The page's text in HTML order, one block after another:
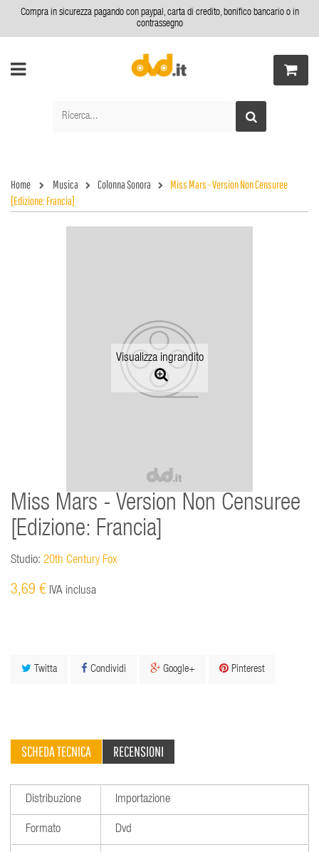
Compra in sicurezza pagando con paypal, carta di credito, bonifico bancario o in
contrassegno
Home Musica Colonna Sonora
Miss Mars - Version Non Censuree
[Edizione: Francia]
Visualizza ingrandito
Miss Mars - Version Non Censuree
[Edizione: Francia]
Studio: 20th Century Fox
3,69 € IVA inclusa
Twitta Condividi Google+ Pinterest
SCHEDA TECNICA RECENSIONI
Distribuzione Importazione
Formato Dvd